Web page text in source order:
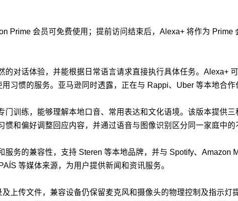
Prime 会员可免费使用；提前访问结束后，Alexa+ 将作为
对话体验，并能根据日常语言请求直接执行具体任务。Alexa+
习惯的服务。亚马逊同时透露，正在与 Rappi、Uber 等本地合作
训练，能够理解本地口音、常用表达和文化语境。该版本提供
和偏好调整回应内容，并通过语音与图像识别区分同一家庭中的
务的兼容性，支持 Steren 等本地品牌，并与 Spotify、Amazon
等媒体来源，为用户提供新闻和资讯服务。
上传文件，兼容设备仍保留麦克风和摄像头的物理控制及指示灯